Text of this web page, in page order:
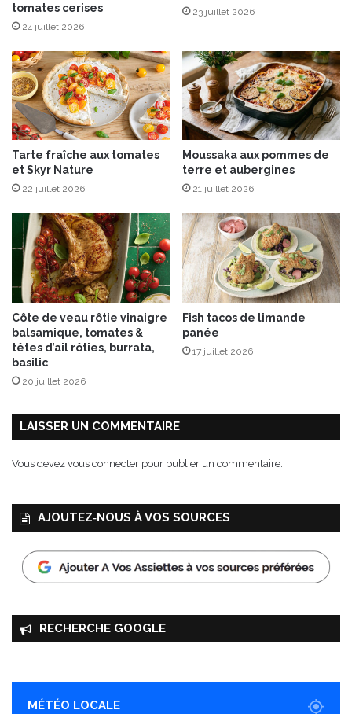
r
a
g
e
e
t
a
u
x
g
r
tomates cerises
24 juillet 2026
23 juillet 2026
Tarte fraîche aux tomates
et Skyr Nature
22 juillet 2026
Moussaka aux pommes de
terre et aubergines
21 juillet 2026
Côte de veau rôtie vinaigre
balsamique, tomates &
têtes d’ail rôties, burrata,
basilic
20 juillet 2026
Fish tacos de limande
panée
17 juillet 2026
LAISSER UN COMMENTAIRE
Vous devez vous connecter pour publier un commentaire.
AJOUTEZ‑NOUS À VOS SOURCES
RECHERCHE GOOGLE
MÉTÉO LOCALE